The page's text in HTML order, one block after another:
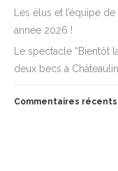
Les élus et l’équipe
année 2026 !
Le spectacle “Bientôt
deux becs à
Commentaires récents